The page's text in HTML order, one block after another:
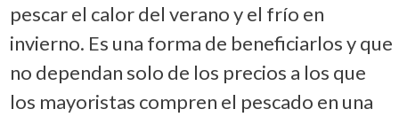
pescar el calor del verano y el frío en
invierno. Es una forma de beneficiarlos y que
no dependan solo de los precios a los que
los mayoristas compren el pescado en una